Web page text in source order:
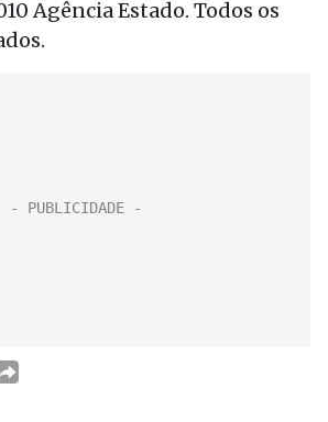
Agência Estado. Todos os